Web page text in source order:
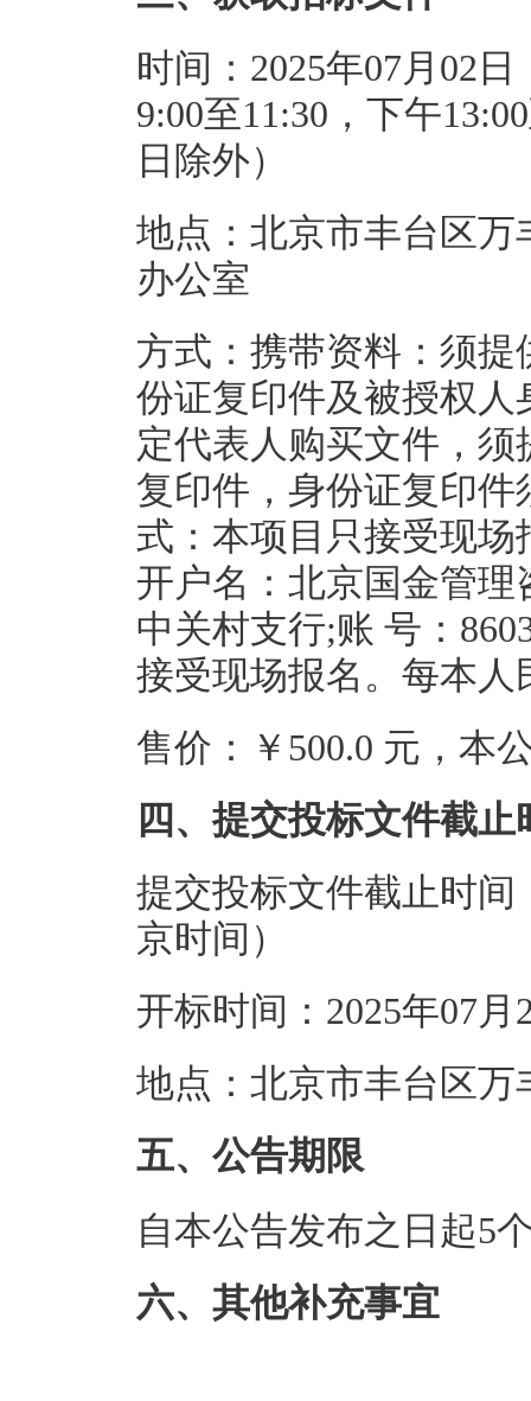
时间：2025年07月02
9:00至11:30，下午
日除外）
地点：北京市丰台区万
办公室
方式：携带资料：须
份证复印件及被授权
定代表人购买文件，
复印件，身份证复印
式：本项目只接受现
开户名：北京国金管
中关村支行;账 号：
接受现场报名。每本人
售价：￥500.0 元，本
四、提交投标文件截
提交投标文件截止时间
京时间）
开标时间：2025年07
地点：北京市丰台区万
五、公告期限
自本公告发布之日起5
六、其他补充事宜